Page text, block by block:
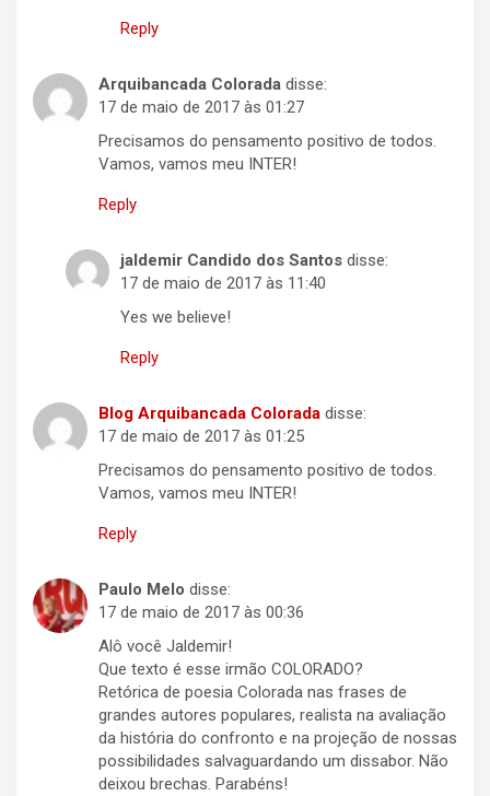
Reply
Arquibancada Colorada disse:
17 de maio de 2017 às 01:27
Precisamos do pensamento positivo de todos.
Vamos, vamos meu INTER!
Reply
jaldemir Candido dos Santos disse:
17 de maio de 2017 às 11:40
Yes we believe!
Reply
Blog Arquibancada Colorada disse:
17 de maio de 2017 às 01:25
Precisamos do pensamento positivo de todos.
Vamos, vamos meu INTER!
Reply
Paulo Melo disse:
17 de maio de 2017 às 00:36
Alô você Jaldemir!
Que texto é esse irmão COLORADO?
Retórica de poesia Colorada nas frases de
grandes autores populares, realista na avaliação
da história do confronto e na projeção de nossas
possibilidades salvaguardando um dissabor. Não
deixou brechas. Parabéns!